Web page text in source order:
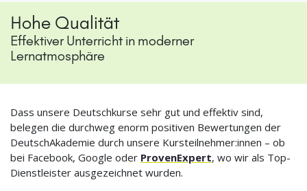
Hohe Qualität
Effektiver Unterricht in moderner
Lernatmosphäre
Dass unsere Deutschkurse sehr gut und effektiv sind,
belegen die durchweg enorm positiven Bewertungen der
DeutschAkademie durch unsere Kursteilnehmer:innen – ob
bei Facebook, Google oder ProvenExpert, wo wir als Top-
Dienstleister ausgezeichnet wurden.